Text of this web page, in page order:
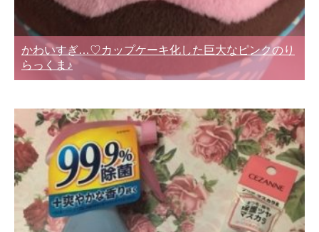
かわいすぎ…♡カップケーキ化した巨大なピンクのり
らっくま♪